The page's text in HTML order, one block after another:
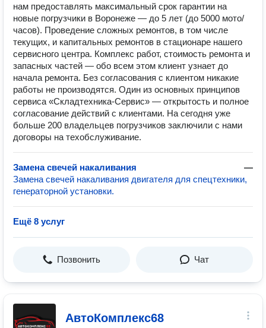
нам предоставлять максимальный срок гарантии на
новые погрузчики в Воронеже — до 5 лет (до 5000 мото/
часов). Проведение сложных ремонтов, в том числе
текущих, и капитальных ремонтов в стационаре нашего
сервисного центра. Комплекс работ, стоимость ремонта и
запасных частей — обо всем этом клиент узнает до
начала ремонта. Без согласования с клиентом никакие
работы не производятся. Один из основных принципов
сервиса «Складтехника-Сервис» — открытость и полное
согласование действий с клиентами. На сегодня уже
больше 200 владельцев погрузчиков заключили с нами
договоры на техобслуживание.
Замена свечей накаливания
—
Замена свечей накаливания двигателя для спецтехники,
генераторной установки.
Ещё 8 услуг
Позвонить Чат
АвтоКомплекс68